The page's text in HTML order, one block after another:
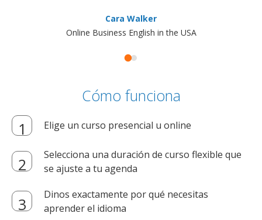
Cara Walker
Online Business English in the USA
Cómo funciona
Elige un curso presencial u online
Selecciona una duración de curso flexible que
se ajuste a tu agenda
Dinos exactamente por qué necesitas
aprender el idioma